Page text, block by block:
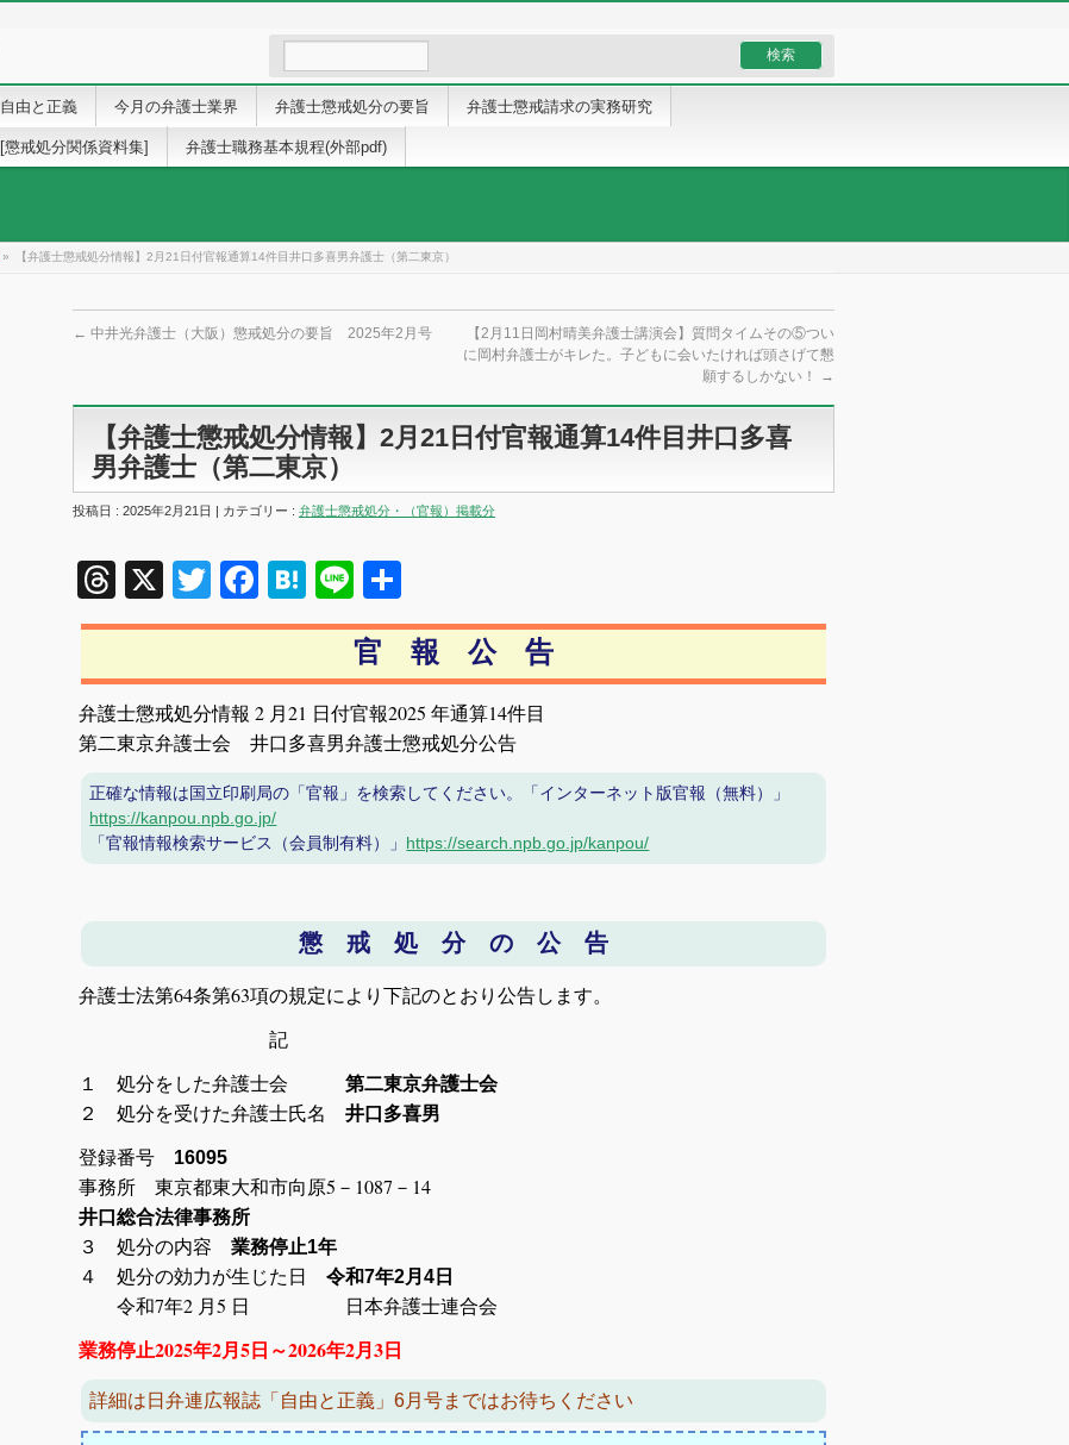
自由と正義 今月の弁護士業界 弁護士懲戒処分の要旨 弁護士懲戒請求の実務研究
[懲戒処分関係資料集] 弁護士職務基本規程(外部pdf)
» 【弁護士懲戒処分情報】2月21日付官報通算14件目井口多喜男弁護士（第二東京）
← 中井光弁護士（大阪）懲戒処分の要旨 2025年2月号
【2月11日岡村晴美弁護士講演会】質問タイムその⑤つい
に岡村弁護士がキレた。子どもに会いたければ頭さげて懇
願するしかない！
→
【弁護士懲戒処分情報】2月21日付官報通算14件目井口多喜
男弁護士（第二東京）
投稿日 : 2025年2月21日 | カテゴリー : 弁護士懲戒処分・（官報）掲載分
Threads
X TwitterFacebook
Hatena
Line
有
官 報 公 告
弁護士懲戒処分情報 2 月21 日付官報2025 年通算14件目
第二東京弁護士会 井口多喜男弁護士懲戒処分公告
正確な情報は国立印刷局の「官報」を検索してください。「インターネット版官報（無料）」
https://kanpou.npb.go.jp/
「官報情報検索サービス（会員制有料）」 https://search.npb.go.jp/kanpou/
懲 戒 処 分 の 公 告
弁護士法第64条第63項の規定により下記のとおり公告します。
記
１ 処分をした弁護士会
第二東京弁護士会
２ 処分を受けた弁護士氏名 井口多喜男
登録番号 16095
事務所 東京都東大和市向原5－1087－14
井口総合法律事務所
３ 処分の内容 業務停止1年
４ 処分の効力が生じた日 令和7年2月4日
令和7年2 月5 日 日本弁護士連合会
業務停止2025年2月5日～2026年2月3日
詳細は日弁連広報誌「自由と正義」6月号まではお待ちください